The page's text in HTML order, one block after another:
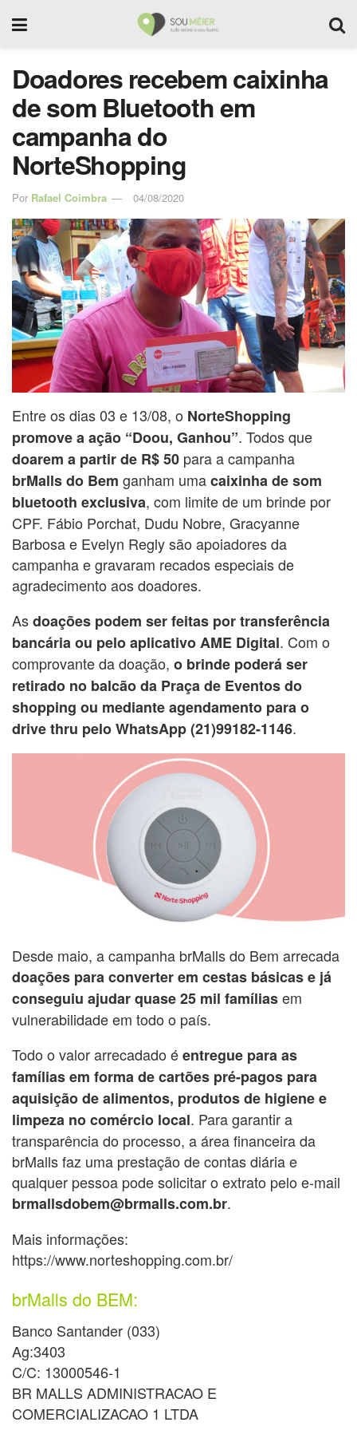
Doadores recebem caixinha
de som Bluetooth em
campanha do
NorteShopping
Por Rafael Coimbra 04/08/2020
Entre os dias 03 e 13/08, o NorteShopping
promove a ação “Doou, Ganhou”. Todos que
doarem a partir de R$ 50 para a campanha
brMalls do Bem ganham umacaixinha de som
bluetooth exclusiva, com limite de um brinde por
CPF. Fábio Porchat, Dudu Nobre, Gracyanne
Barbosa e Evelyn Regly são apoiadores da
campanha e gravaram recados especiais de
agradecimento aos doadores.
Asdoações podem ser feitas por transferência
bancária ou pelo aplicativo AME Digital. Com o
comprovante da doação, o brinde poderá ser
retirado no balcão da Praça de Eventos do
shopping ou mediante agendamento para o
drive thru pelo WhatsApp (21)99182-1146.
Desde maio, a campanha brMalls do Bem arrecada
doações para converter em cestas básicas e já
conseguiu ajudar quase 25 mil famíliasem
vulnerabilidade em todo o país.
Todo o valor arrecadado éentregue para as
famílias em forma de cartões pré-pagos para
aquisição de alimentos, produtos de higiene e
limpeza no comércio local. Para garantir a
transparência do processo, a área financeira da
brMalls faz uma prestação de contas diária e
qualquer pessoa pode solicitar o extrato pelo e-mail
brmallsdobem@brmalls.com.br.
Mais informações:
https://www.norteshopping.com.br/
brMalls do BEM:
Banco Santander (033)
Ag:3403
C/C: 13000546-1
BR MALLS ADMINISTRACAO E
COMERCIALIZACAO 1 LTDA